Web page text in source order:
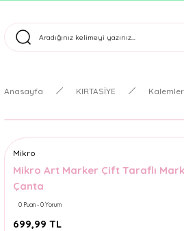
Tüm Siparişler Aynı Gün
Anasayfa KIRTASİYE Kalemler
Mikro
Mikro Art Marker Çift Taraflı
Çanta
0 Puan - 0 Yorum
699,99 TL